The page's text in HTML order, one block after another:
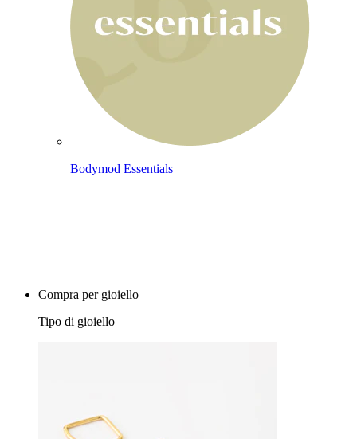
Bodymod Essentials
Compra per gioiello
Tipo di gioiello